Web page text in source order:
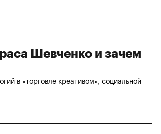
Шевченко и зачем
в «торговле креативом», социальной